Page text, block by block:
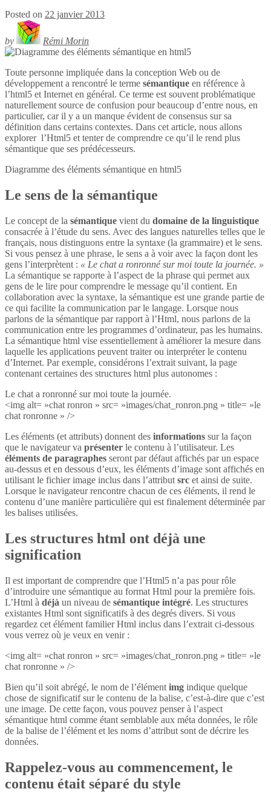
Posted on 22 janvier 2013
by Rémi Morin
Toute personne impliquée dans la conception Web ou de
développement a rencontré le terme sémantique en référence à
l’html5 et Internet en général. Ce terme est souvent problématique
naturellement source de confusion pour beaucoup d’entre nous, en
particulier, car il y a un manque évident de consensus sur sa
définition dans certains contextes. Dans cet article, nous allons
explorer l’Html5 et tenter de comprendre ce qu’il le rend plus
sémantique que ses prédécesseurs.
Diagramme des éléments sémantique en html5
Le sens de la sémantique
Le concept de la sémantique vient du domaine de la linguistique
consacrée à l’étude du sens. Avec des langues naturelles telles que le
français, nous distinguons entre la syntaxe (la grammaire) et le sens.
Si vous pensez à une phrase, le sens a à voir avec la façon dont les
gens l’interprètent : « Le chat a ronronné sur moi toute la journée. »
La sémantique se rapporte à l’aspect de la phrase qui permet aux
gens de le lire pour comprendre le message qu’il contient. En
collaboration avec la syntaxe, la sémantique est une grande partie de
ce qui facilite la communication par le langage. Lorsque nous
parlons de la sémantique par rapport à l’Html, nous parlons de la
communication entre les programmes d’ordinateur, pas les humains.
La sémantique html vise essentiellement à améliorer la mesure dans
laquelle les applications peuvent traiter ou interpréter le contenu
d’Internet. Par exemple, considérons l’extrait suivant, la page
contenant certaines des structures html plus autonomes :
Le chat a ronronné sur moi toute la journée.
<img alt= »chat ronron » src= »images/chat_ronron.png » title= »le
chat ronronne » />
Les éléments (et attributs) donnent des informations sur la façon
que le navigateur va présenter le contenu à l’utilisateur. Les
éléments de paragraphes seront par défaut affichés par un espace
au-dessus et en dessous d’eux, les éléments d’image sont affichés en
utilisant le fichier image inclus dans l’attribut src et ainsi de suite.
Lorsque le navigateur rencontre chacun de ces éléments, il rend le
contenu d’une manière particulière qui est finalement déterminée par
les balises utilisées.
Les structures html ont déjà une
signification
Il est important de comprendre que l’Html5 n’a pas pour rôle
d’introduire une sémantique au format Html pour la première fois.
L’Html à déjà un niveau de sémantique intégré. Les structures
existantes Html sont significatifs à des degrés divers. Si vous
regardez cet élément familier Html inclus dans l’extrait ci-dessous
vous verrez où je veux en venir :
<img alt= »chat ronron » src= »images/chat_ronron.png » title= »le
chat ronronne » />
Bien qu’il soit abrégé, le nom de l’élément img indique quelque
chose de significatif sur le contenu de la balise, c’est-à-dire que c’est
une image. De cette façon, vous pouvez penser à l’aspect
sémantique html comme étant semblable aux méta données, le rôle
de la balise de l’élément et les noms d’attribut sont de décrire les
données.
Rappelez-vous au commencement, le
contenu était séparé du style